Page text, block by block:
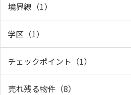
境界線（1）
学区（1）
チェックポイント（1）
売れ残る物件（8）